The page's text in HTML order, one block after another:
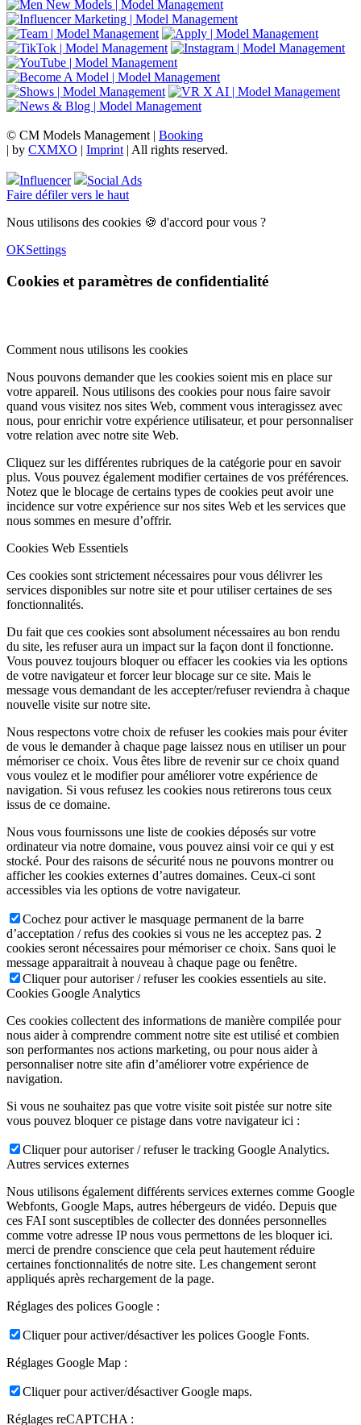
© CM Models Management | Booking
| by CXMXO | Imprint | All rights reserved.
Influencer
Social Ads
Faire défiler vers le haut
Nous utilisons des cookies 🍪 d'accord pour vous ?
OKSettings
Cookies et paramètres de confidentialité
Comment nous utilisons les cookies
Nous pouvons demander que les cookies soient mis en place sur
votre appareil. Nous utilisons des cookies pour nous faire savoir
quand vous visitez nos sites Web, comment vous interagissez avec
nous, pour enrichir votre expérience utilisateur, et pour personnaliser
votre relation avec notre site Web.
Cliquez sur les différentes rubriques de la catégorie pour en savoir
plus. Vous pouvez également modifier certaines de vos préférences.
Notez que le blocage de certains types de cookies peut avoir une
incidence sur votre expérience sur nos sites Web et les services que
nous sommes en mesure d’offrir.
Cookies Web Essentiels
Ces cookies sont strictement nécessaires pour vous délivrer les
services disponibles sur notre site et pour utiliser certaines de ses
fonctionnalités.
Du fait que ces cookies sont absolument nécessaires au bon rendu
du site, les refuser aura un impact sur la façon dont il fonctionne.
Vous pouvez toujours bloquer ou effacer les cookies via les options
de votre navigateur et forcer leur blocage sur ce site. Mais le
message vous demandant de les accepter/refuser reviendra à chaque
nouvelle visite sur notre site.
Nous respectons votre choix de refuser les cookies mais pour éviter
de vous le demander à chaque page laissez nous en utiliser un pour
mémoriser ce choix. Vous êtes libre de revenir sur ce choix quand
vous voulez et le modifier pour améliorer votre expérience de
navigation. Si vous refusez les cookies nous retirerons tous ceux
issus de ce domaine.
Nous vous fournissons une liste de cookies déposés sur votre
ordinateur via notre domaine, vous pouvez ainsi voir ce qui y est
stocké. Pour des raisons de sécurité nous ne pouvons montrer ou
afficher les cookies externes d’autres domaines. Ceux-ci sont
accessibles via les options de votre navigateur.
Cochez pour activer le masquage permanent de la barre
d’acceptation / refus des cookies si vous ne les acceptez pas. 2
cookies seront nécessaires pour mémoriser ce choix. Sans quoi le
message apparaitrait à nouveau à chaque page ou fenêtre.
Cliquer pour autoriser / refuser les cookies essentiels au site.
Cookies Google Analytics
Ces cookies collectent des informations de manière compilée pour
nous aider à comprendre comment notre site est utilisé et combien
son performantes nos actions marketing, ou pour nous aider à
personnaliser notre site afin d’améliorer votre expérience de
navigation.
Si vous ne souhaitez pas que votre visite soit pistée sur notre site
vous pouvez bloquer ce pistage dans votre navigateur ici :
Cliquer pour autoriser / refuser le tracking Google Analytics.
Autres services externes
Nous utilisons également différents services externes comme Google
Webfonts, Google Maps, autres hébergeurs de vidéo. Depuis que
ces FAI sont susceptibles de collecter des données personnelles
comme votre adresse IP nous vous permettons de les bloquer ici.
merci de prendre conscience que cela peut hautement réduire
certaines fonctionnalités de notre site. Les changement seront
appliqués après rechargement de la page.
Réglages des polices Google :
Cliquer pour activer/désactiver les polices Google Fonts.
Réglages Google Map :
Cliquer pour activer/désactiver Google maps.
Réglages reCAPTCHA :